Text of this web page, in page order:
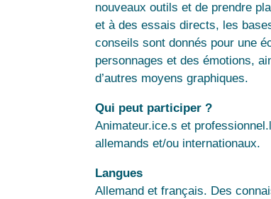
nouveaux outils et de prendre
et à des essais directs, les
conseils sont donnés pour une
personnages et des émotions,
d’autres moyens graphiques.
Qui peut participer ?
Animateur.ice.s et
allemands et/ou internationaux.
Langues
Allemand et français. Des